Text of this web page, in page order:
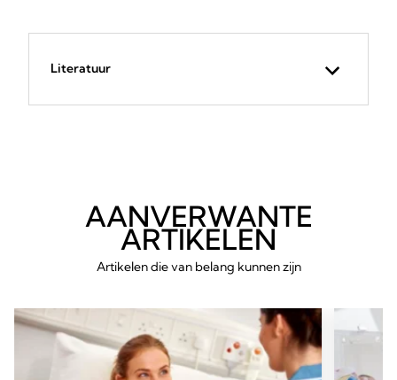
Literatuur
AANVERWANTE
ARTIKELEN
Artikelen die van belang kunnen zijn